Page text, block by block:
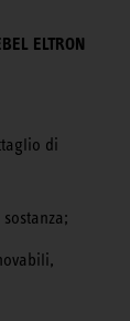
ELTRON
di